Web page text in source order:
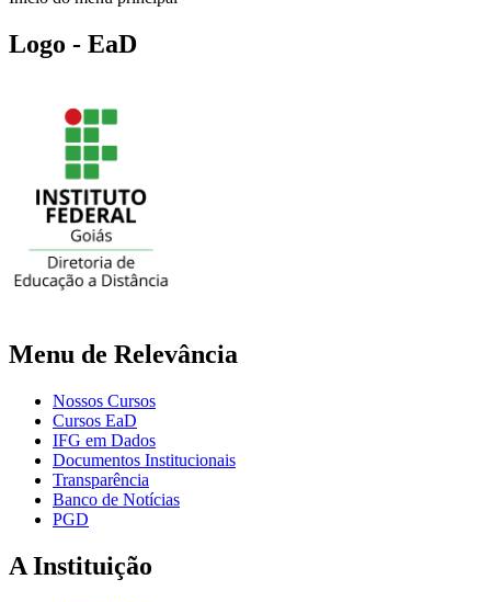
Logo - EaD
Menu de Relevância
Nossos Cursos
Cursos EaD
IFG em Dados
Documentos Institucionais
Transparência
Banco de Notícias
PGD
A Instituição